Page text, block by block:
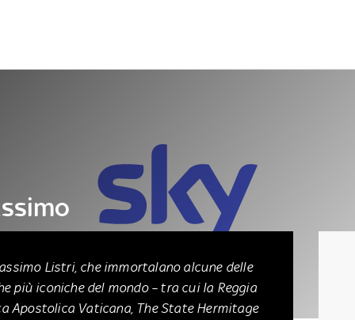
Listri, che immortalano alcune delle
iconiche del mondo – tra cui la Reggia
Apostolica Vaticana, The State Hermitage